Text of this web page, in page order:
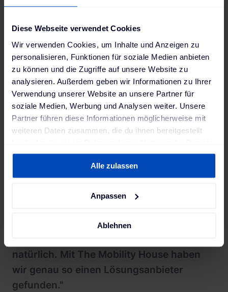
Diese Webseite verwendet Cookies
Wir verwenden Cookies, um Inhalte und Anzeigen zu
personalisieren, Funktionen für soziale Medien anbieten
zu können und die Zugriffe auf unsere Website zu
analysieren. Außerdem geben wir Informationen zu Ihrer
Verwendung unserer Website an unsere Partner für
soziale Medien, Werbung und Analysen weiter. Unsere
Partner führen diese Informationen möglicherweise mit
weiteren Daten zusammen, die du ihnen bereitgestellt
gesammelt haben. Weitere Informationen findest du in
Datenschutzerklärungund unserem
Impressum.
Alle zulassen
Anpassen
Ablehnen
die E-Ladeinfrastruktur am Standort Neckarsulm auf
mehr als das Doppelte. Die nächsten Schritte sind
bereits geplant. Sie zeigen, dass es das größte IT-
Systemhaus Deutschlands ernst meint mit dem
Ausbau der E-Mobilität.
70 Standorte in Deutschland zu
elektrifizieren. Dabei war es uns wichtig
mit einem Partner zusammenzuarbeiten,
möglich bietet, denn die jeweiligen
natürlich. Mit The Mobility House haben
wir genau so einen Lösungsanbieter
gefunden."